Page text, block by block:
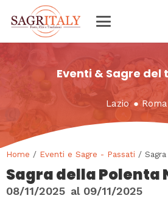
Eventi & Sagre
Lazio ● Roma
Home / Eventi e Sagre - Passati /
Sagra della Polenta
08/11/2025 al 09/11/2025